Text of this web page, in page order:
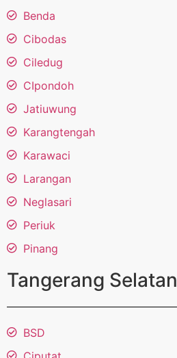
Benda
Cibodas
Ciledug
CIpondoh
Jatiuwung
Karangtengah
Karawaci
Larangan
Neglasari
Periuk
Pinang
Tangerang Selatan
BSD